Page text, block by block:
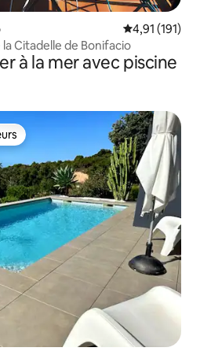
Note
4,91 (191)
Citadelle de Bonifacio
à la mer avec piscine
parmi les plus aimés